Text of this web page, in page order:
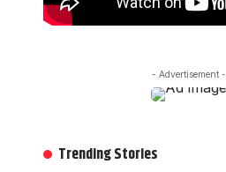
- Advertisement -
Trending Stories